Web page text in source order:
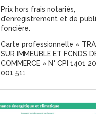
Prix hors frais notariés,
d’enregistrement et de
foncière.
Carte professionnelle «
SUR IMMEUBLE ET FONDS
COMMERCE » N° CPI 1401
001 511